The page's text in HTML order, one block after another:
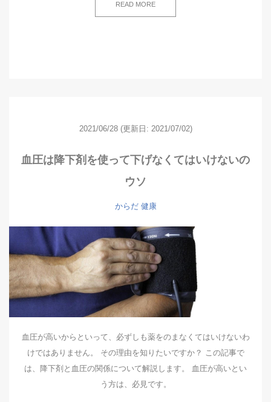
READ MORE
2021/06/28 (更新日: 2021/07/02)
血圧は降下剤を使って下げなくてはいけないの
ウソ
からだ 健康
血圧が高いからといって、必ずしも薬をのまなくてはいけないわ
けではありません。 その理由を知りたいですか？ この記事で
は、降下剤と血圧の関係について解説します。 血圧が高いとい
う方は、必見です。